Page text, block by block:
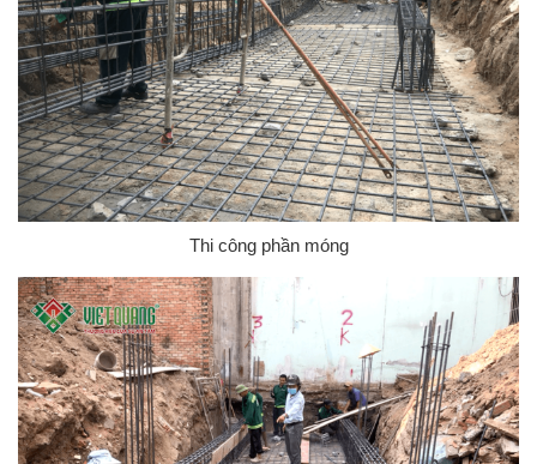
Thi công phần móng